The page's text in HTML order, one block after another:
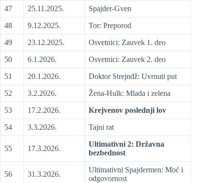
47 25.11.2025. Spajder-Gven
48 9.12.2025. Tor: Preporod
49 23.12.2025. Osvetnici: Zauvek 1. deo
50 6.1.2026. Osvetnici: Zauvek 2. deo
51 20.1.2026. Doktor Strejndž: Uvrnuti put
52 3.2.2026. Žena-Hulk: Mlada i zelena
53 17.2.2026. Krejvenov poslednji lov
54 3.3.2026. Tajni rat
55 17.3.2026.
Ultimativni 2: Državna
bezbednost
56 31.3.2026.
Ultimativni Spajdermen: Moć i
odgovornost